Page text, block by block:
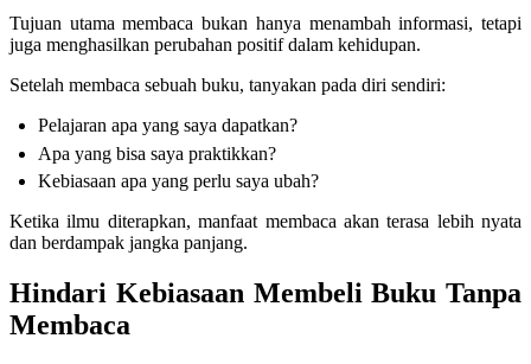
Tujuan utama membaca bukan hanya menambah informasi, tetapi
juga menghasilkan perubahan positif dalam kehidupan.
Setelah membaca sebuah buku, tanyakan pada diri sendiri:
Pelajaran apa yang saya dapatkan?
Apa yang bisa saya praktikkan?
Kebiasaan apa yang perlu saya ubah?
Ketika ilmu diterapkan, manfaat membaca akan terasa lebih nyata
dan berdampak jangka panjang.
Hindari Kebiasaan Membeli Buku Tanpa
Membaca